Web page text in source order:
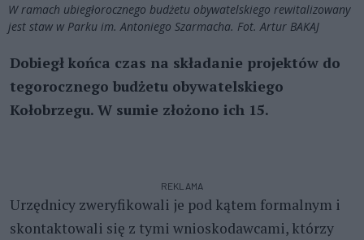
W ramach ubiegłorocznego budżetu obywatelskiego rewitalizowany
jest staw w Parku im. Antoniego Szarmacha. Fot. Artur BAKAJ
Dobiegł końca czas na składanie projektów do
tegorocznego budżetu obywatelskiego
Kołobrzegu. W sumie złożono ich 15.
REKLAMA
Urzędnicy zweryfikowali je pod kątem formalnym i
skontaktowali się z tymi wnioskodawcami, którzy